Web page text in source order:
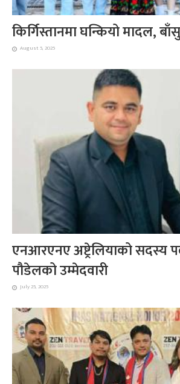
किर्गिस्तानमा घन्कियो मादल,
August 5, 2025
एनआरएनए अष्ट्रेलियाको सदस्य
पौडेलको उम्मेदवारी
July 25, 2025